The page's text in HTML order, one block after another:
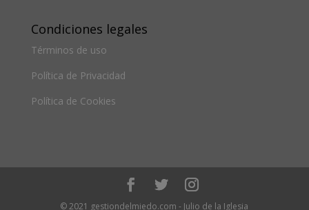
Condiciones legales
Términos de uso
Política de Privacidad
Política de Cookies
© 2021 gestiondelmiedo.com - Julio de la Iglesia